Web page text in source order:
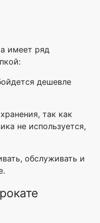
имеет ряд
дешевле
так как
не используется,
обслуживать и